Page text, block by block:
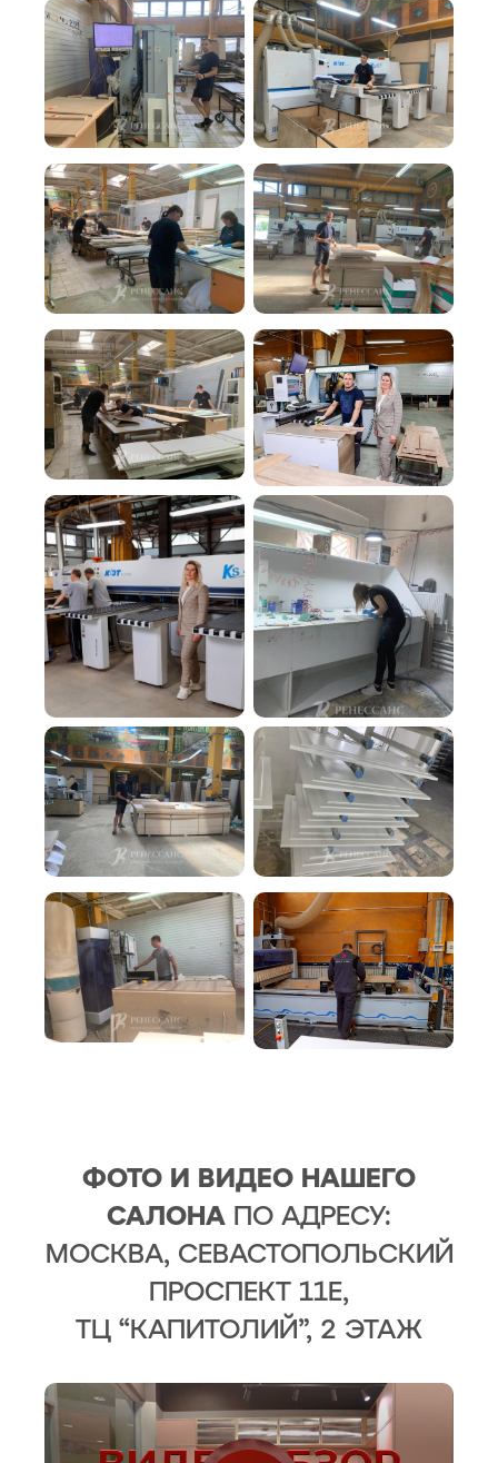
ФОТО И ВИДЕО НАШЕГО
САЛОНА ПО АДРЕСУ:
МОСКВА, СЕВАСТОПОЛЬСКИЙ
ПРОСПЕКТ 11Е,
ТЦ “КАПИТОЛИЙ”, 2 ЭТАЖ